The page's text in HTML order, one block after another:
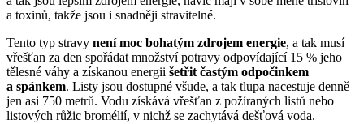
a toxinů, takže jsou i snadněji stravitelné.
Tento typ stravy není moc bohatým zdrojem energie, a tak musí
vřešťan za den spořádat množství potravy odpovídající 15 % jeho
tělesné váhy a získanou energii šetřit častým odpočinkem
a spánkem. Listy jsou dostupné všude, a tak tlupa nacestuje denně
jen asi 750 metrů. Vodu získává vřešťan z požíraných listů nebo
listových růžic bromélií, v nichž se zachytává dešťová voda.